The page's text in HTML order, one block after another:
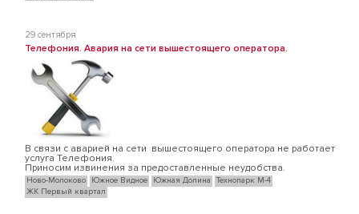
29 сентября
Телефония. Авария на сети вышестоящего оператора.
В связи с аварией на сети вышестоящего оператора не работает
услуга Телефония.
Приносим извинения за предоставленные неудобства.
Ново-Молоково Южное Видное Южная Долина
Технопарк М-4
ЖК Первый квартал